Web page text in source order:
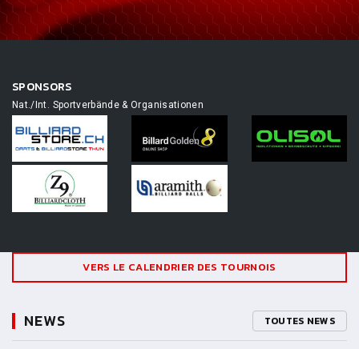
SPONSORS
Nat./Int. Sportverbände & Organisationen
VERS LE CALENDRIER DES TOURNOIS
NEWS TOUTES NEWS